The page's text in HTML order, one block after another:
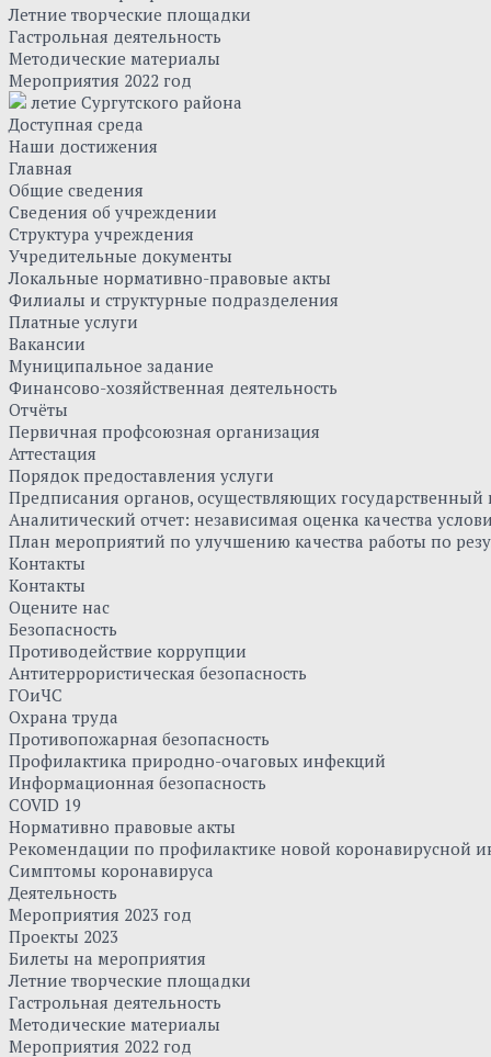
Летние творческие площадки
Гастрольная деятельность
Методические материалы
Мероприятия 2022 год
летие Сургутского района
Доступная среда
Наши достижения
Главная
Общие сведения
Сведения об учреждении
Структура учреждения
Учредительные документы
Локальные нормативно-правовые акты
Филиалы и структурные подразделения
Платные услуги
Вакансии
Муниципальное задание
Финансово-хозяйственная деятельность
Отчёты
Первичная профсоюзная организация
Аттестация
Порядок предоставления услуги
Предписания органов, осуществляющих
Аналитический отчет: независимая оценка качества
План мероприятий по улучшению качества работы по
Контакты
Контакты
Оцените нас
Безопасность
Противодействие коррупции
Антитеррористическая безопасность
ГОиЧС
Охрана труда
Противопожарная безопасность
Профилактика природно-очаговых инфекций
Информационная безопасность
COVID 19
Нормативно правовые акты
Рекомендации по профилактике новой коронавирусной
Симптомы коронавируса
Деятельность
Мероприятия 2023 год
Проекты 2023
Билеты на мероприятия
Летние творческие площадки
Гастрольная деятельность
Методические материалы
Мероприятия 2022 год